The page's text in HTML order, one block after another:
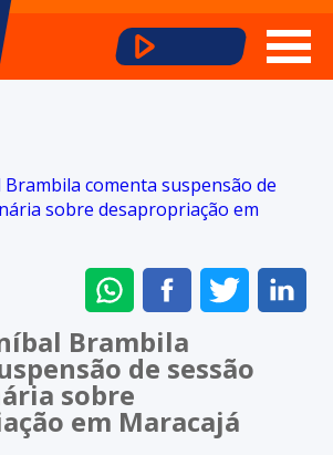
ENVIAR
NO
WHATSAPP
COMPARTILHAR
NO
NO
Brambila
de sessão
sobre
em Maracajá